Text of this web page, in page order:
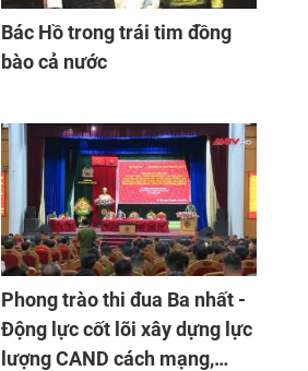
Bác Hồ trong trái tim đồng
bào cả nước
Phong trào thi đua Ba nhất -
Động lực cốt lõi xây dựng lực
lượng CAND cách mạng,